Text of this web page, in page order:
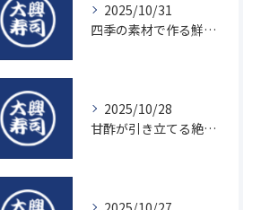
2025/10/31
四季の素材で作る鮮度抜群の握り寿司の魅力
2025/10/28
甘酢が引き立てる絶品寿司のシャリの秘密